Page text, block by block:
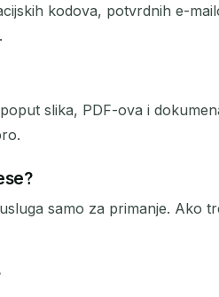
kodova, potvrdnih e-
slika, PDF-ova i
samo za primanje. Ako